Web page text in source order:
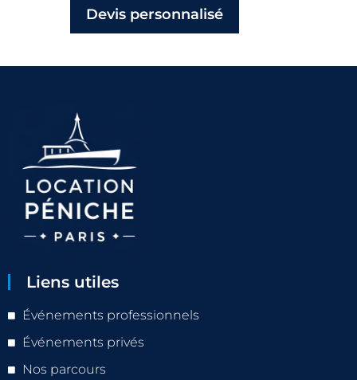
Devis personnalisé
Liens utiles
Événements professionnels
Événements privés
Nos parcours